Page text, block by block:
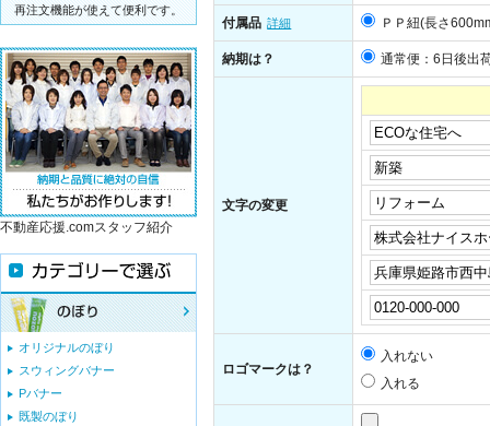
付属品 詳細 ＰＰ紐(長さ
納期は？ 通常便：6日後出
文字の変更
ロゴマークは？
入れない
入れる
再注文機能が使えて便利です。
不動産応援.comスタッフ紹介
オリジナルのぼり
スウィングバナー
Pバナー
既製のぼり